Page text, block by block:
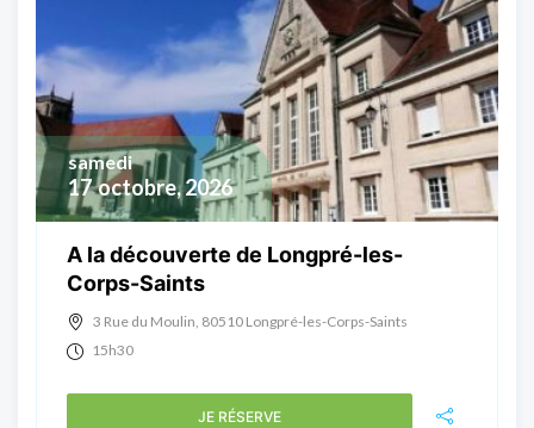
17 octobre, 2026
samedi
A la découverte de Longpré-les-
Corps-Saints
3 Rue du Moulin, 80510 Longpré-les-Corps-Saints
15h30
JE RÉSERVE